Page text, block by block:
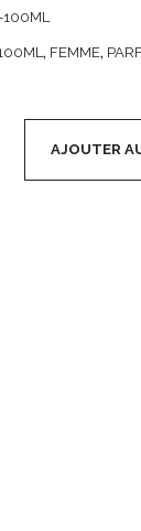
100ML
, FEMME,
de parfum 100
AJOUTER